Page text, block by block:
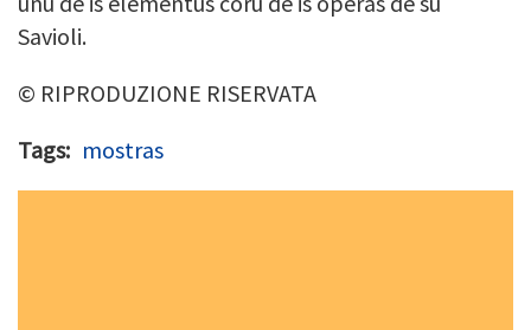
Savioli.
© RIPRODUZIONE RISERVATA
Tags
mostras